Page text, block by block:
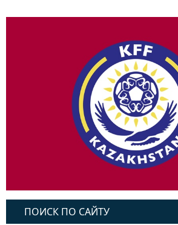
ПОИСК ПО САЙТУ